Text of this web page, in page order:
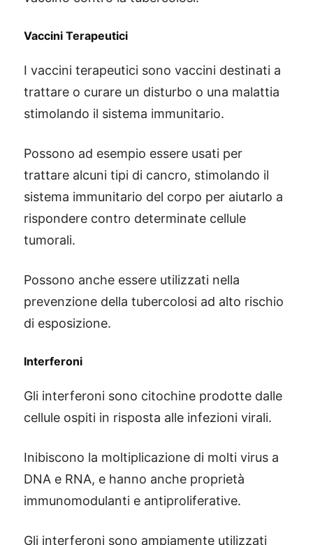
Vaccini Terapeutici
I vaccini terapeutici sono vaccini destinati a
trattare o curare un disturbo o una malattia
stimolando il sistema immunitario.
Possono ad esempio essere usati per
trattare alcuni tipi di cancro, stimolando il
sistema immunitario del corpo per aiutarlo a
rispondere contro determinate cellule
tumorali.
Possono anche essere utilizzati nella
prevenzione della tubercolosi ad alto rischio
di esposizione.
Interferoni
Gli interferoni sono citochine prodotte dalle
cellule ospiti in risposta alle infezioni virali.
Inibiscono la moltiplicazione di molti virus a
DNA e RNA, e hanno anche proprietà
immunomodulanti e antiproliferative.
Gli interferoni sono ampiamente utilizzati